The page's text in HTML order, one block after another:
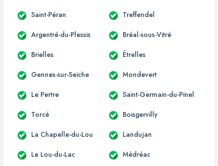
Saint-Péran Treffendel
Argentré-du-Plessis Bréal-sous-Vitré
Brielles Étrelles
Gennes-sur-Seiche Mondevert
Le Pertre Saint-Germain-du-Pinel
Torcé Boisgervilly
La Chapelle-du-Lou Landujan
Le Lou-du-Lac Médréac